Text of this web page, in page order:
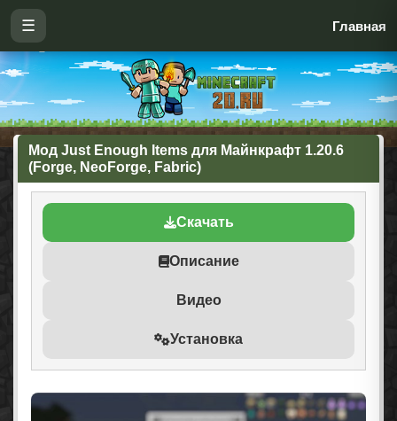
☰ Главная
Мод Just Enough Items для Майнкрафт 1.20.6
(Forge, NeoForge, Fabric)
Скачать
Описание
Видео
Установка